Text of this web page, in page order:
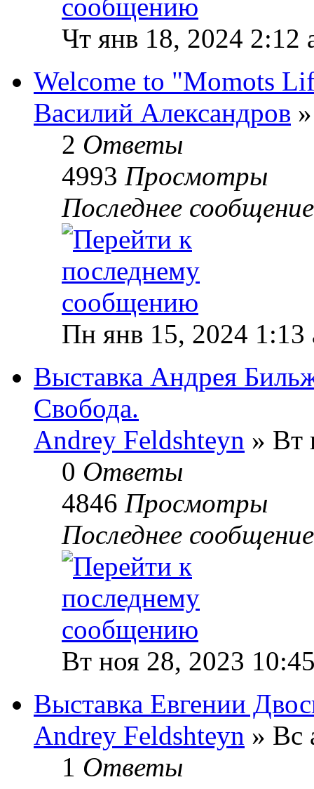
Чт янв 18, 2024 2:12
Welcome to "Momots
Василий Александров
2 Ответы
4993 Просмотры
Последнее
Пн янв 15, 2024 1:13
Выставка Андрея
Свобода.
Andrey Feldshteyn » Вт
0 Ответы
4846 Просмотры
Последнее
Вт ноя 28, 2023
Выставка Евгении
Andrey Feldshteyn » Вс
1 Ответы